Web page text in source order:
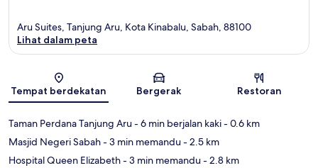
Peta
Aru Suites, Tanjung Aru, Kota Kinabalu, Sabah, 88100
Lihat dalam peta
Tempat berdekatan Bergerak Restoran
Taman Perdana Tanjung Aru- 6 min berjalan kaki- 0.6 km
Masjid Negeri Sabah- 3 min memandu- 2.5 km
Hospital Queen Elizabeth- 3 min memandu- 2.8 km